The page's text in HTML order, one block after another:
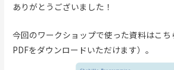
ありがとうございました！
今回のワークショップで使った資料はこ
PDFをダウンロードいただけます）。